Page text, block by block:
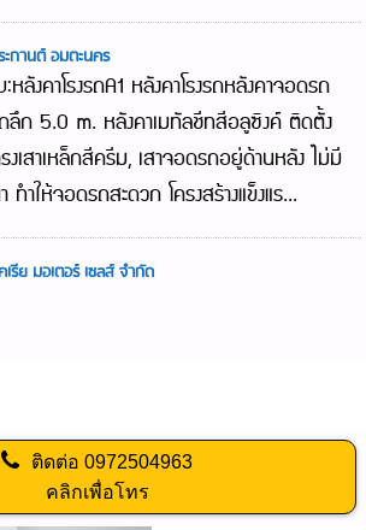
กานต์ อมตะนคร
ลังคาโรงรถA1 หลังคาโรงรถหลังคาจอดรถ
ลึก 5.0 m. หลังคาเมทัลชีทสีอลูซิงค์ ติดตั้ง
งเสาเหล็กสีครีม, เสาจอดรถอยู่ด้านหลัง ไม่มี
ทำให้จอดรถสะดวก โครงสร้างแข็งแร...
เรีย มอเตอร์ เซลส์ จำกัด
ติดต่อ0972504963
คลิกเพื่อโทร